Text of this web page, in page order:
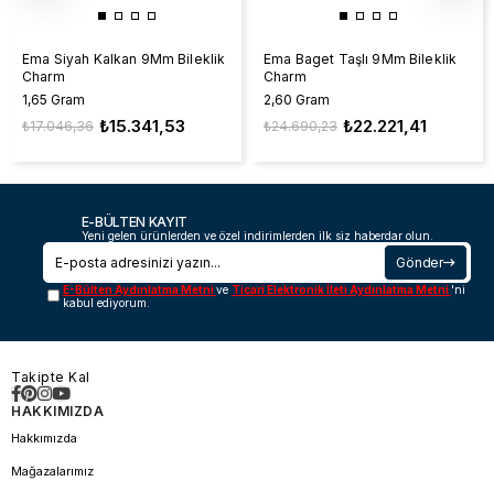
Ema Siyah Kalkan 9Mm Bileklik
Charm
1,65 Gram
₺15.341,53
₺17.046,36
Ema Baget Taşlı 9Mm Bileklik
Charm
2,60 Gram
₺22.221,41
₺24.690,23
E-BÜLTEN KAYIT
Yeni gelen ürünlerden ve özel indirimlerden ilk siz haberdar olun.
Gönder
E-Bülten Aydınlatma Metnive Ticari Elektronik İleti Aydınlatma Metni 'ni
kabul ediyorum.
Takipte Kal
HAKKIMIZDA
Hakkımızda
Mağazalarımız